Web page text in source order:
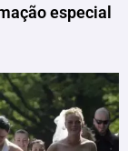
especial